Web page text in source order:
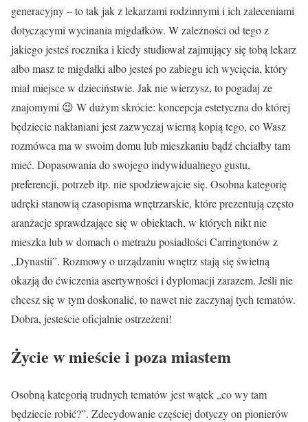
generacyjny – to tak jak z lekarzami rodzinnymi i ich zaleceniami
dotyczącymi wycinania migdałków. W zależności od tego z
jakiego jesteś rocznika i kiedy studiował zajmujący się tobą lekarz
albo masz te migdałki albo jesteś po zabiegu ich wycięcia, który
miał miejsce w dzieciństwie. Jak nie wierzysz, to pogadaj ze
znajomymi 😉 W dużym skrócie: koncepcja estetyczna do której
będziecie nakłaniani jest zazwyczaj wierną kopią tego, co Wasz
rozmówca ma w swoim domu lub mieszkaniu bądź chciałby tam
mieć. Dopasowania do swojego indywidualnego gustu,
preferencji, potrzeb itp. nie spodziewajcie się. Osobna kategorię
udręki stanowią czasopisma wnętrzarskie, które prezentują często
aranżacje sprawdzające się w obiektach, w których nikt nie
mieszka lub w domach o metrażu posiadłości Carringtonów z
„Dynastii”. Rozmowy o urządzaniu wnętrz stają się świetną
okazją do ćwiczenia asertywności i dyplomacji zarazem. Jeśli nie
chcesz się w tym doskonalić, to nawet nie zaczynaj tych tematów.
Dobra, jesteście oficjalnie ostrzeżeni!
Życie w mieście i poza miastem
Osobną kategorią trudnych tematów jest wątek „co wy tam
będziecie robić?”. Zdecydowanie częściej dotyczy on pionierów